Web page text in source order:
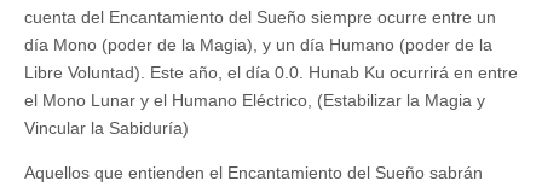
cuenta del Encantamiento del Sueño siempre ocurre entre un
día Mono (poder de la Magia), y un día Humano (poder de la
Libre Voluntad). Este año, el día 0.0. Hunab Ku ocurrirá en entre
el Mono Lunar y el Humano Eléctrico, (Estabilizar la Magia y
Vincular la Sabiduría)
Aquellos que entienden el Encantamiento del Sueño sabrán